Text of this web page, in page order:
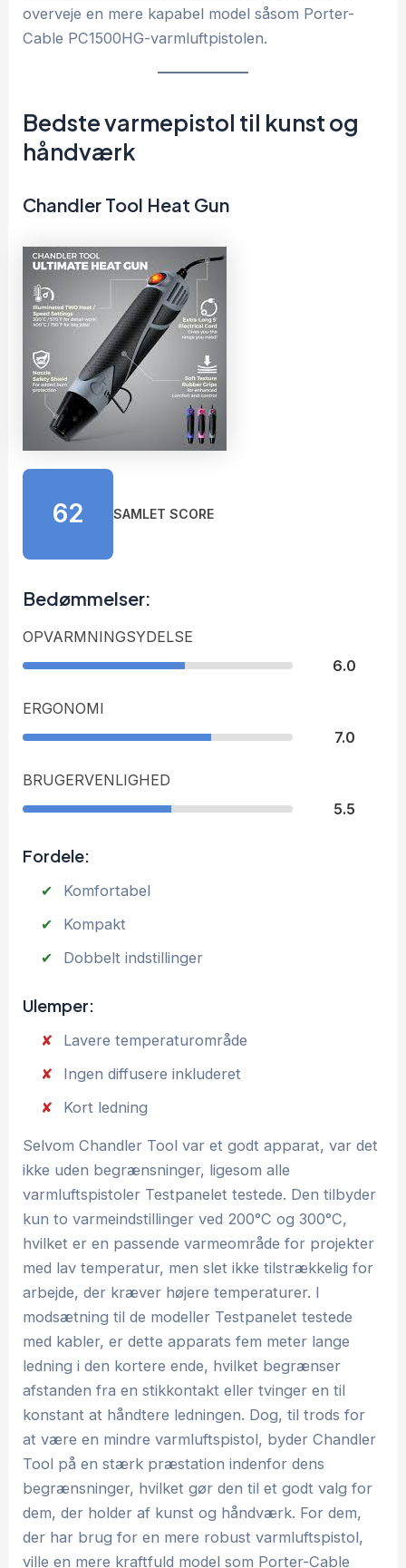
overveje en mere kapabel model såsom Porter-
Cable PC1500HG-varmluftpistolen.
Bedste varmepistol til kunst og
håndværk
Chandler Tool Heat Gun
62 SAMLET SCORE
Bedømmelser:
OPVARMNINGSYDELSE
6.0
ERGONOMI
7.0
BRUGERVENLIGHED
5.5
Fordele:
Komfortabel
Kompakt
Dobbelt indstillinger
Ulemper:
Lavere temperaturområde
Ingen diffusere inkluderet
Kort ledning
Selvom Chandler Tool var et godt apparat, var det
ikke uden begrænsninger, ligesom alle
varmluftspistoler Testpanelet testede. Den tilbyder
kun to varmeindstillinger ved 200°C og 300°C,
hvilket er en passende varmeområde for projekter
med lav temperatur, men slet ikke tilstrækkelig for
arbejde, der kræver højere temperaturer. I
modsætning til de modeller Testpanelet testede
med kabler, er dette apparats fem meter lange
ledning i den kortere ende, hvilket begrænser
afstanden fra en stikkontakt eller tvinger en til
konstant at håndtere ledningen. Dog, til trods for
at være en mindre varmluftspistol, byder Chandler
Tool på en stærk præstation indenfor dens
begrænsninger, hvilket gør den til et godt valg for
dem, der holder af kunst og håndværk. For dem,
der har brug for en mere robust varmluftspistol,
ville en mere kraftfuld model som Porter-Cable